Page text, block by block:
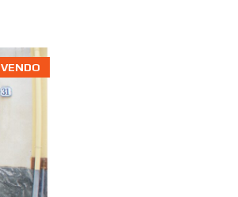
VENDO